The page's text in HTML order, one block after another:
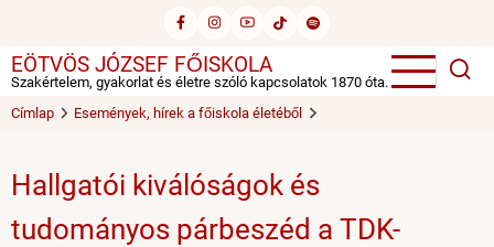
tartalomra
EÖTVÖS JÓZSEF FŐISKOLA
Szakértelem, gyakorlat és életre szóló kapcsolatok 1870 óta.
Címlap
Események, hírek a főiskola életéből
Hallgatói kiválóságok és
tudományos párbeszéd a TDK-